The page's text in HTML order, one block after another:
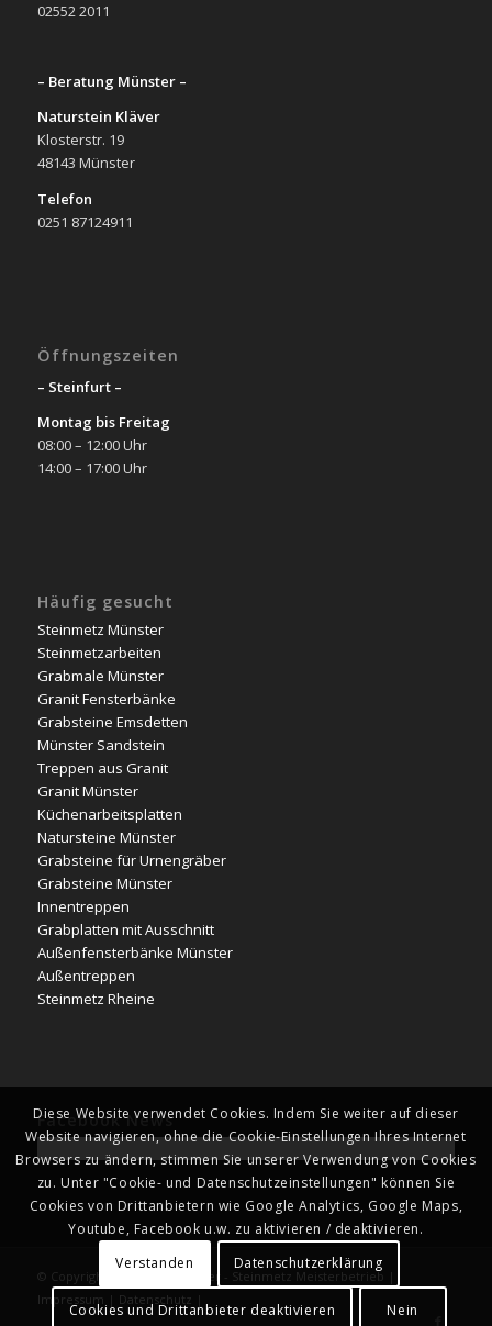
02552 2011
– Beratung Münster –
Naturstein Kläver
Klosterstr. 19
48143 Münster
Telefon
0251 87124911
Öffnungszeiten
– Steinfurt –
Montag bis Freitag
08:00 – 12:00 Uhr
14:00 – 17:00 Uhr
Häufig gesucht
Steinmetz Münster
Steinmetzarbeiten
Grabmale Münster
Granit Fensterbänke
Grabsteine Emsdetten
Münster Sandstein
Treppen aus Granit
Granit Münster
Küchenarbeitsplatten
Natursteine Münster
Grabsteine für Urnengräber
Grabsteine Münster
Innentreppen
Grabplatten mit Ausschnitt
Außenfensterbänke Münster
Außentreppen
Steinmetz Rheine
Facebook News
© Copyright - Naturstein Kläver - Steinmetz Meisterbetrieb |
Impressum | Datenschutz |
Diese Website verwendet Cookies. Indem Sie weiter auf dieser
Website navigieren, ohne die Cookie-Einstellungen Ihres Internet
Browsers zu ändern, stimmen Sie unserer Verwendung von Cookies
zu. Unter "Cookie- und Datenschutzeinstellungen" können Sie
Cookies von Drittanbietern wie Google Analytics, Google Maps,
Youtube, Facebook u.w. zu aktivieren / deaktivieren.
Verstanden
Datenschutzerklärung
Cookies und Drittanbieter deaktivieren Nein